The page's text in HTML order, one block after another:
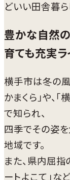
どいい田舎暮ら
豊かな自然
育ても充実ラ
横手市は冬の
かまくら」や、
で知られ、
四季でその姿
地域です。
また、県内屈指
ートよこて」な